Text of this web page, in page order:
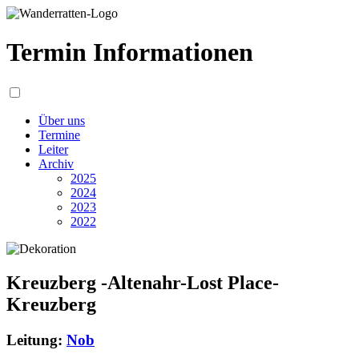
Termin Informationen
Über uns
Termine
Leiter
Archiv
2025
2024
2023
2022
Kreuzberg -Altenahr-Lost Place-
Kreuzberg
Leitung: Nob